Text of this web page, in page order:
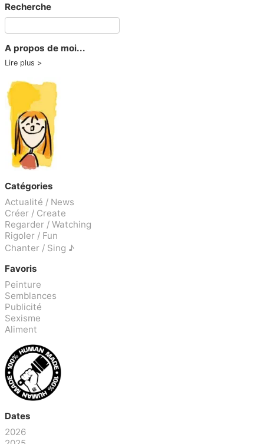
Recherche
A propos de moi...
Lire plus
Catégories
Actualité / News
Créer / Create
Regarder / Watching
Rigoler / Fun
Chanter / Sing ♪
Favoris
Peinture
Semblances
Publicité
Sexisme
Aliment
Dates
2026